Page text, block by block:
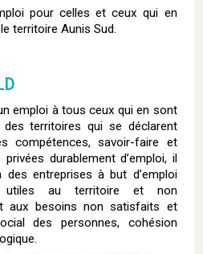
pour celles et ceux qui en
territoire Aunis Sud.
emploi à tous ceux qui en sont
des territoires qui se déclarent
compétences, savoir-faire et
durablement d’emploi, il
des entreprises à but d’emploi
utiles au territoire et non
aux besoins non satisfaits et
des personnes, cohésion